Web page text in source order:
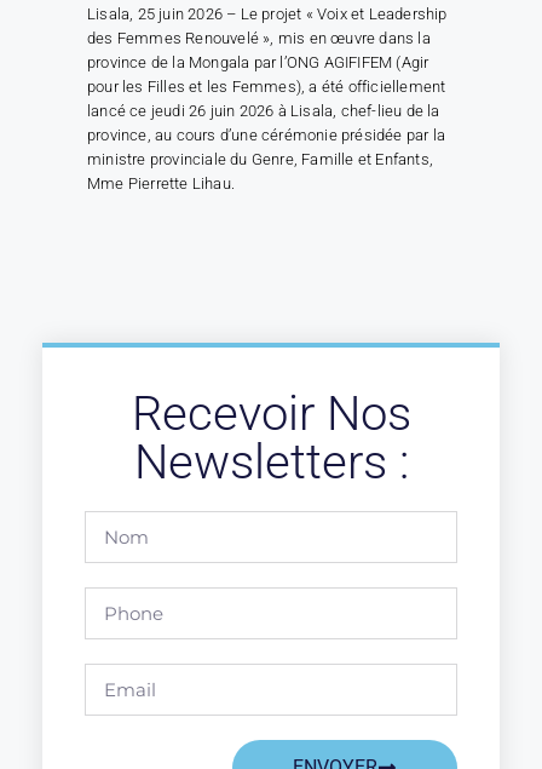
Lisala, 25 juin 2026 – Le projet « Voix et Leadership
des Femmes Renouvelé », mis en œuvre dans la
province de la Mongala par l’ONG AGIFIFEM (Agir
pour les Filles et les Femmes), a été officiellement
lancé ce jeudi 26 juin 2026 à Lisala, chef-lieu de la
province, au cours d’une cérémonie présidée par la
ministre provinciale du Genre, Famille et Enfants,
Mme Pierrette Lihau.
Recevoir Nos
Newsletters :